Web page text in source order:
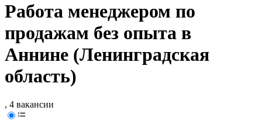
Работа менеджером по
продажам без опыта в
Аннине (Ленинградская
область)
, 4 вакансии